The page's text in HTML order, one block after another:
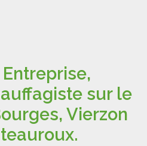
sur le
Vierzon